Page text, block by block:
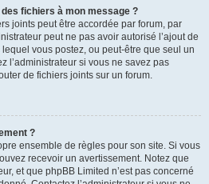
fichiers à mon message ?
joints peut être accordée par forum, par
peut ne pas avoir autorisé l’ajout de
vous postez, ou peut-être que seul un
l’administrateur si vous ne savez pas
de fichiers joints sur un forum.
?
ensemble de règles pour son site. Si vous
recevoir un avertissement. Notez que
et que phpBB Limited n’est pas concerné